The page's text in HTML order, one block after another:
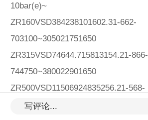
10bar(e)~
ZR160VSD384238101602.31-662-
703100~305021751650
ZR315VSD74644.715813154.21-866-
744750~380022901650
ZR500VSD11506924835256.21-568-
768320~406024702120
写评论...